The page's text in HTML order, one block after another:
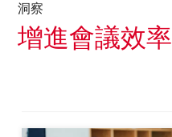
洞察
增進會議效率